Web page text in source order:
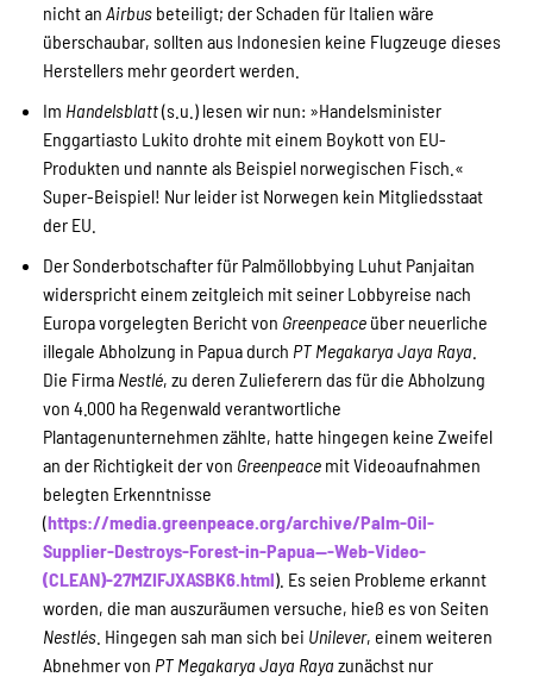
Werde Mitglied
Newsletter abonnieren
Über uns
Transparenz
Kontakt
english
nicht an Airbus beteiligt; der Schaden für Italien wäre
überschaubar, sollten aus Indonesien keine Flugzeuge dieses
Herstellers mehr geordert werden.
Im Handelsblatt(s.u.) lesen wir nun: »Handelsminister
Enggartiasto Lukito drohte mit einem Boykott von EU-
Produkten und nannte als Beispiel norwegischen Fisch.«
Super-Beispiel! Nur leider ist Norwegen kein Mitgliedsstaat
der EU.
Der Sonderbotschafter für Palmöllobbying Luhut Panjaitan
widerspricht einem zeitgleich mit seiner Lobbyreise nach
Europa vorgelegten Bericht von Greenpeace über neuerliche
illegale Abholzung in Papua durch PT Megakarya Jaya Raya
Die Firma Nestlé, zu deren Zulieferern das für die Abholzung
von 4.000 ha Regenwald verantwortliche
Plantagenunternehmen zählte, hatte hingegen keine Zweifel
an der Richtigkeit der von Greenpeace mit Videoaufnahmen
belegten Erkenntnisse
(https://media.greenpeace.org/archive/Palm-Oil-
Supplier-Destroys-Forest-in-Papua---Web-Video-
(CLEAN)-27MZIFJXASBK6.html). Es seien Probleme erkannt
worden, die man auszuräumen versuche, hieß es von Seiten
Nestlés . Hingegen sah man sich bei Unilever, einem weiteren
Abnehmer von PT Megakarya Jaya Raya zunächst nur